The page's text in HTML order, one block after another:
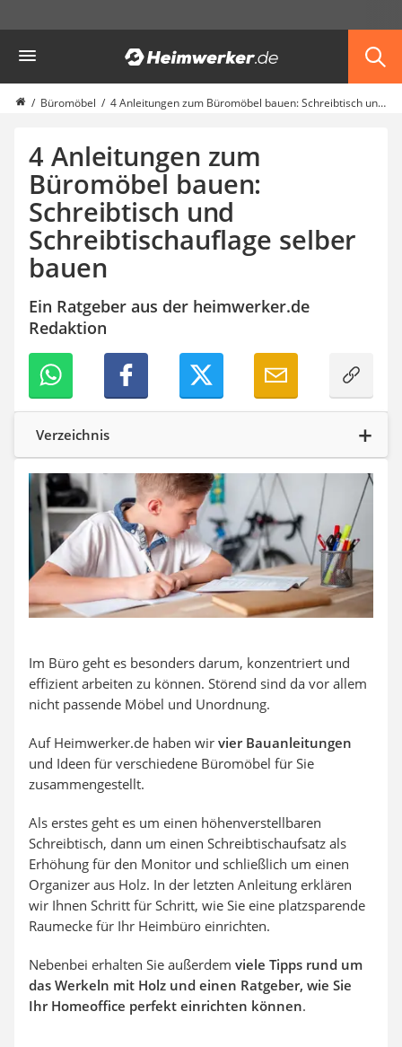
Möbel & Einrichtung
Daunenkissen
Wäscheständer
Spülrandloses WC
Heizdecke
Daunendecken
Backofen
HiFi-Lautsprecher
Samsung-Waschmaschine
LED-Feuchtraumleuchte
4K-Beamer
Schraubendreher-Set
Sägekettenschärfgerät
Geschirrspüler 45 cm
Fußsack
Steckdosenradio
Seilwinde
Zerkleinerer
Absauganlage
Büromöbel 4 Anleitungen zum Büromöbel bauen: Schreibtisch und Schreibtischauflage selber bauen
4 Anleitungen zum
Büromöbel bauen:
Schreibtisch und
Schreibtischauflage selber
bauen
Ein Ratgeber aus der heimwerker.de
Redaktion
Verzeichnis
Im Büro geht es besonders darum, konzentriert und
effizient arbeiten zu können. Störend sind da vor allem
nicht passende Möbel und Unordnung.
Auf Heimwerker.de haben wir vier Bauanleitungen
und Ideen für verschiedene Büromöbel für Sie
zusammengestellt.
Als erstes geht es um einen höhenverstellbaren
Schreibtisch, dann um einen Schreibtischaufsatz als
Erhöhung für den Monitor und schließlich um einen
Organizer aus Holz. In der letzten Anleitung erklären
wir Ihnen Schritt für Schritt, wie Sie eine platzsparende
Raumecke für Ihr Heimbüro einrichten.
Nebenbei erhalten Sie außerdem viele Tipps rund um
das Werkeln mit Holz und einen Ratgeber, wie Sie
Ihr Homeoffice perfekt einrichten können.